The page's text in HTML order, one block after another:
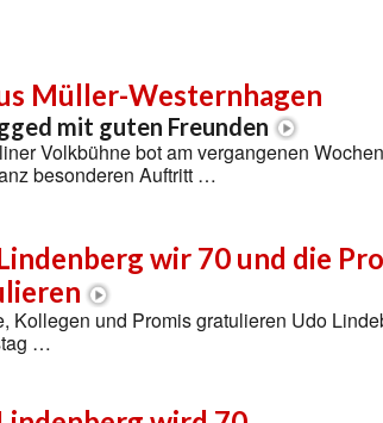
Müller-Westernhagen
mit guten Freunden
Volkbühne bot am vergangenen
besonderen Auftritt …
wir 70 und die
Kollegen und Promis gratulieren Udo
…